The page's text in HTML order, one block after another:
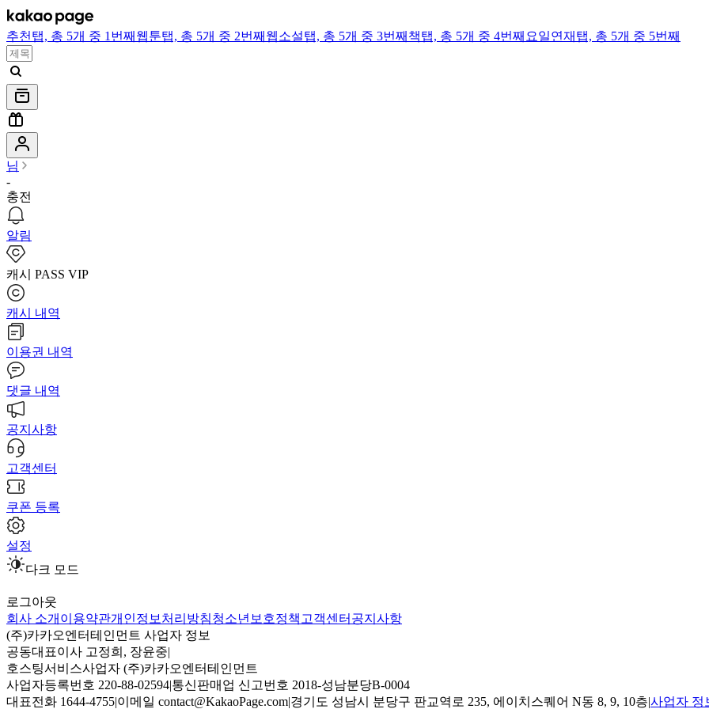
추천 탭, 총 5개 중 1번째 웹툰탭, 총 5개 중 2번째 웹소설탭, 총 5개 중 3번째 책탭, 총 5개 중 4번째 요일연재 탭, 총 5개 중 5번째
님
-
충전
알림
캐시 PASS VIP
캐시 내역
이용권 내역
댓글 내역
공지사항
고객센터
쿠폰 등록
설정
다크 모드
로그아웃
회사 소개 이용약관개인정보처리방침청소년보호정책 고객센터 공지사항
(주)카카오엔터테인먼트 사업자 정보
공동대표이사 고정희, 장윤중|
호스팅서비스사업자 (주)카카오엔터테인먼트
사업자등록번호 220-88-02594|통신판매업 신고번호 2018-성남분당B-0004
대표전화 1644-4755|이메일 contact@KakaoPage.com|경기도 성남시 분당구 판교역로 235, 에이치스퀘어 N동 8, 9, 10층|사업자 정